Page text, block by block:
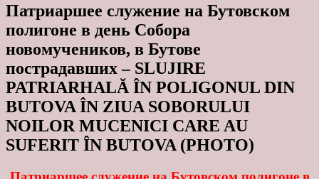
Патриаршее служение на Бутовском
полигоне в день Собора
новомучеников, в Бутове
пострадавших – SLUJIRE
PATRIARHALĂ ÎN POLIGONUL DIN
BUTOVA ÎN ZIUA SOBORULUI
NOILOR MUCENICI CARE AU
SUFERIT ÎN BUTOVA (PHOTO)